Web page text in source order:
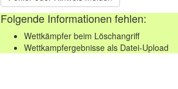
Folgende Informationen fehlen:
Wettkämpfer beim Löschangriff
Wettkampfergebnisse als Datei-Upload